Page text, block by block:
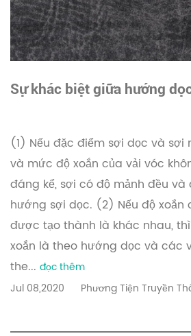
Sự khác biệt giữa hướng
(1) Nếu đặc điểm sợi dọc và sợi
và mức độ xoắn của vải vóc
đáng kể, sợi có độ mảnh đều
hướng sợi dọc. (2) Nếu độ xoắn
được tạo thành là khác nhau,
xoắn là theo hướng dọc và các
the... đọc thêm
Jul 08,2020
Phương Tiện Truyền